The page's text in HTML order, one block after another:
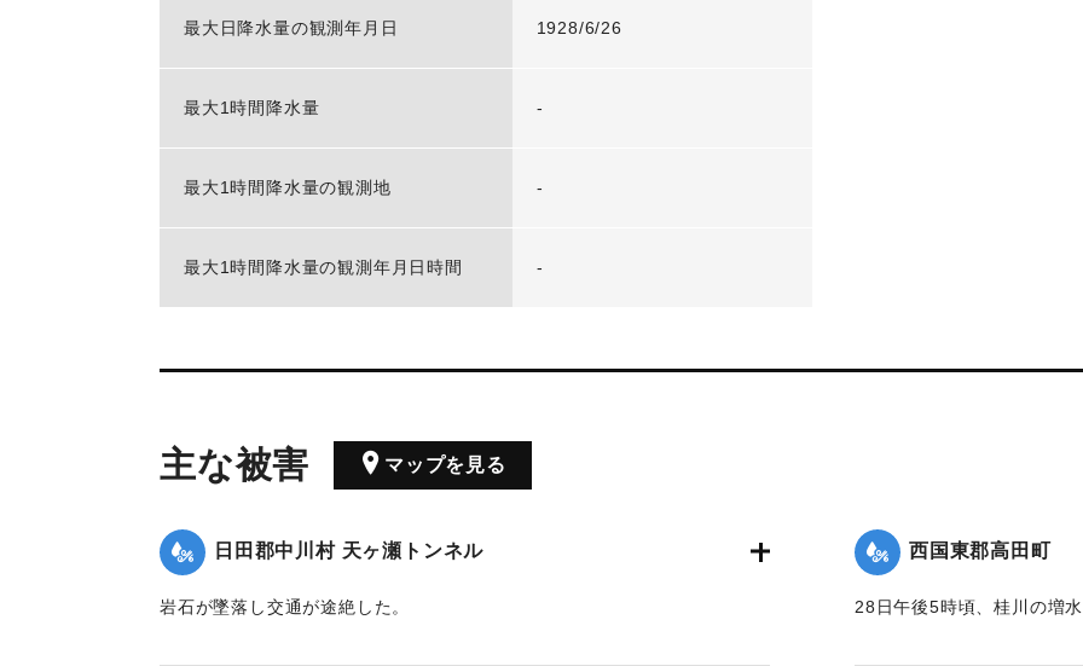
最大日降水量の観測年月日 1928/6/26
最大1時間降水量 -
最大1時間降水量の観測地 -
最大1時間降水量の観測年月日時間 -
主な被害 マップを見る
日田郡中川村 天ヶ瀬トンネル
岩石が墜落し交通が途絶した。
西国東郡高田町
28日午後5時頃、桂川の増